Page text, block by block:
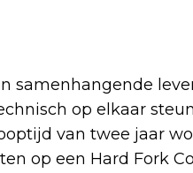
samenhangende
op elkaar
van twee jaar
op een Hard Fork